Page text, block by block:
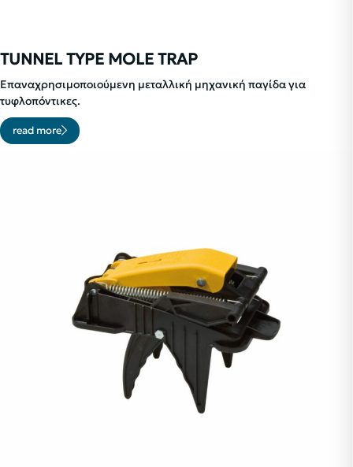
TUNNEL TYPE MOLE TRAP
Επαναχρησιμοποιούμενη μεταλλική μηχανική παγίδα για
τυφλοπόντικες.
read more